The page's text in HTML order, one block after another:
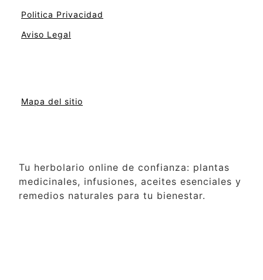
Politica Privacidad
Aviso Legal
Mapa del sitio
Tu herbolario online de confianza: plantas
medicinales, infusiones, aceites esenciales y
remedios naturales para tu bienestar.